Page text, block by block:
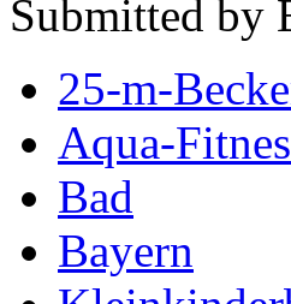
Submitted by
25-m-
Aqua-
Bad
Bayern